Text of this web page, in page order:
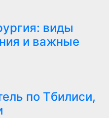
виды
и важные
по Тбилиси,